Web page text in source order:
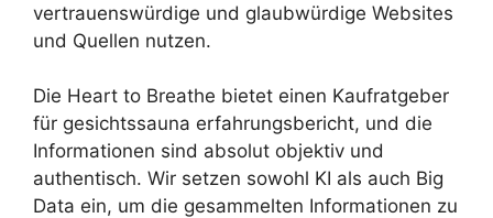
vertrauenswürdige und glaubwürdige Websites
und Quellen nutzen.
Die Heart to Breathe bietet einen Kaufratgeber
für gesichtssauna erfahrungsbericht, und die
Informationen sind absolut objektiv und
authentisch. Wir setzen sowohl KI als auch Big
Data ein, um die gesammelten Informationen zu